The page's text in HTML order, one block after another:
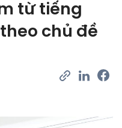
từ tiếng
chủ đề